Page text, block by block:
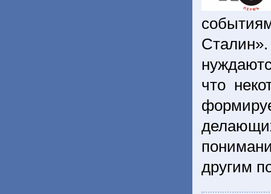
что
другим